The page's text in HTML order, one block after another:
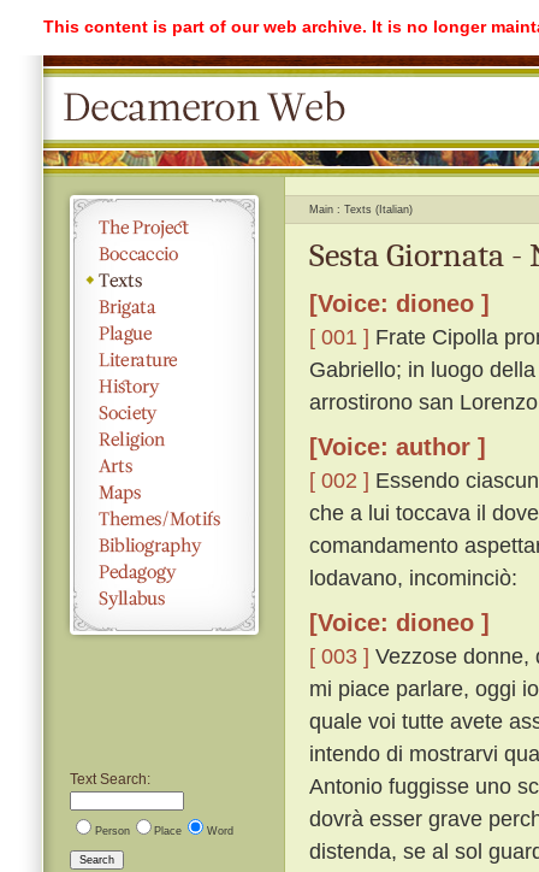
This content is part of our web archive. It is no longer
Text Search:
Person Place Word
Search
Main Texts (Italian)
Sesta Giornata -
[Voice: dioneo ]
[ 001 ] Frate Cipolla
Gabriello; in luogo
arrostirono san
[Voice: author ]
[ 002 ] Essendo
che a lui toccava il
comandamento
lodavano, incominciò:
[Voice: dioneo ]
[ 003 ] Vezzose donne,
mi piace parlare, oggi
quale voi tutte avete
intendo di mostrarvi
Antonio fuggisse uno
dovrà esser grave
distenda, se al sol